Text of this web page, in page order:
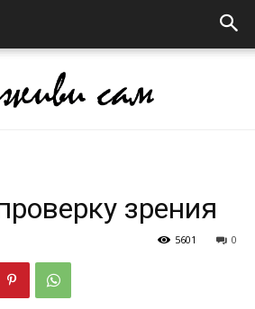
зрения
0
5601